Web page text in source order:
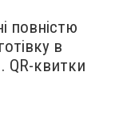
повністю
в
QR-квитки